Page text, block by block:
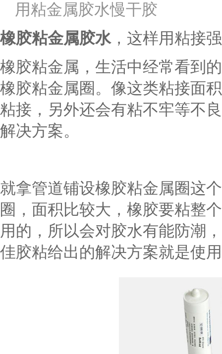
用粘金属胶水慢干胶
橡胶粘金属胶水，这样用粘接
橡胶粘金属，生活中经常看到
橡胶粘金属圈。像这类粘接面
粘接，另外还会有粘不牢等不
解决方案。
就拿管道铺设橡胶粘金属圈这
圈，面积比较大，橡胶要粘整
用的，所以会对胶水有能防潮
佳胶粘给出的解决方案就是使